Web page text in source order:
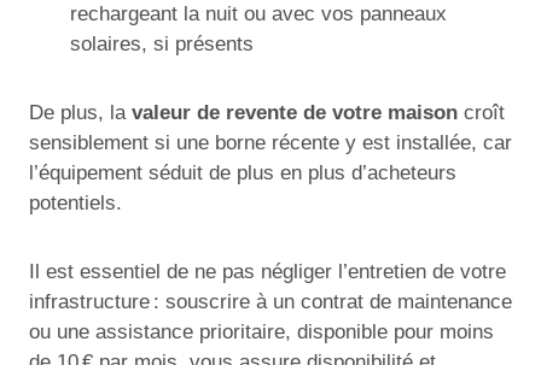
rechargeant la nuit ou avec vos panneaux
solaires, si présents
De plus, la valeur de revente de votre maison croît
sensiblement si une borne récente y est installée, car
l’équipement séduit de plus en plus d’acheteurs
potentiels.
Il est essentiel de ne pas négliger l’entretien de votre
infrastructure : souscrire à un contrat de maintenance
ou une assistance prioritaire, disponible pour moins